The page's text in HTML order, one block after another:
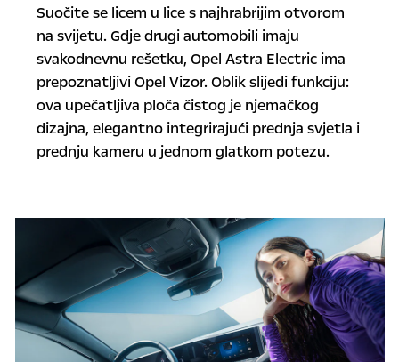
Suočite se licem u lice s najhrabrijim otvorom
na svijetu. Gdje drugi automobili imaju
svakodnevnu rešetku, Opel Astra Electric ima
prepoznatljivi Opel Vizor. Oblik slijedi funkciju:
ova upečatljiva ploča čistog je njemačkog
dizajna, elegantno integrirajući prednja svjetla i
prednju kameru u jednom glatkom potezu.